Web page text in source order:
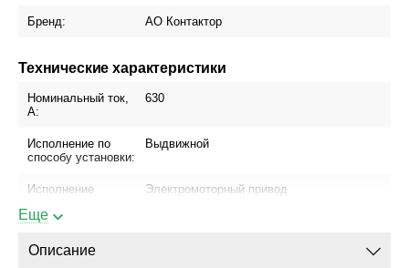
Бренд: АО Контактор
Технические характеристики
Номинальный ток,
А:
630
Исполнение по
способу установки:
Выдвижной
Исполнение
Электромоторный привод
Еще
Описание